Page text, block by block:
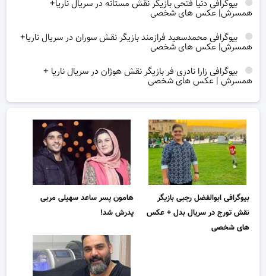
بیوگرافی دنیا فتحی بازیگر نقش مستانه در سریال ناریا+
همسرش| عکس های شخصی
بیوگرافی محمدسعید فرازمند بازیگر نقش سوران در سریال ناریا+
همسرش| عکس های شخصی
بیوگرافی زارا نادری فر بازیگر نقش هوژان در سریال ناریا +
همسرش | عکس های شخصی
بیوگرافی ابوالفضل رجبی بازیگر
نقش تورج در سریال بدل + عکس
های شخصی
هامون پسر ساعد سهیلی مربی
پدرش شد!